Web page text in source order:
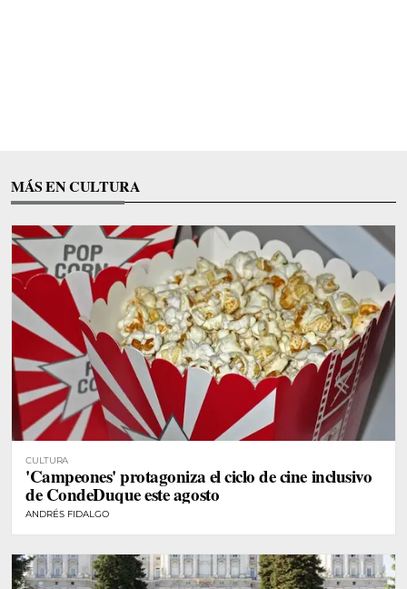
MÁS EN CULTURA
CULTURA
'Campeones' protagoniza el ciclo de cine inclusivo
de CondeDuque este agosto
ANDRÉS FIDALGO